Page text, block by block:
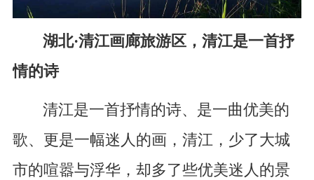
湖北·清江画廊旅游区，清江是一首抒
情的诗
清江是一首抒情的诗、是一曲优美的
歌、更是一幅迷人的画，清江，少了大城
市的喧嚣与浮华，却多了些优美迷人的景